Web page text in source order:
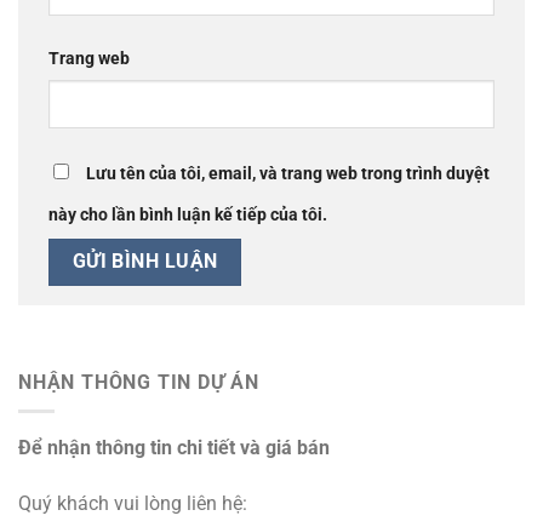
Trang web
Lưu tên của tôi, email, và trang web trong trình duyệt
này cho lần bình luận kế tiếp của tôi.
NHẬN THÔNG TIN DỰ ÁN
Để nhận thông tin chi tiết và giá bán
Quý khách vui lòng liên hệ: